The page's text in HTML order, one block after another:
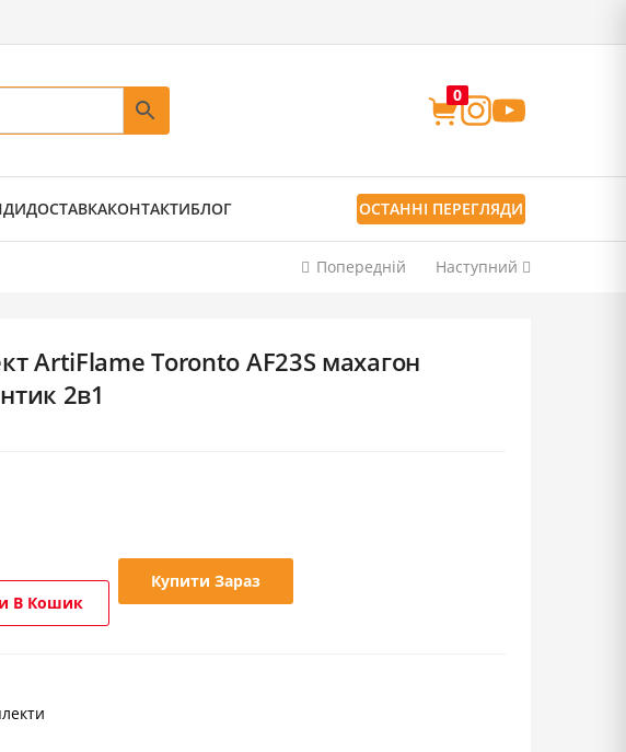
0
ДОСТАВКАКОНТАКТИБЛОГ ОСТАННІ ПЕРЕГЛЯДИ
Попередній Наступний
ArtiFlame Toronto AF23S махагон
2в1
В Кошик
Купити Зараз